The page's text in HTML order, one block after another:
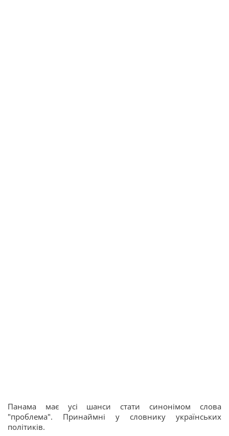
Панама має усі шанси стати синонімом слова
"проблема". Принаймні у словнику українських
політиків.